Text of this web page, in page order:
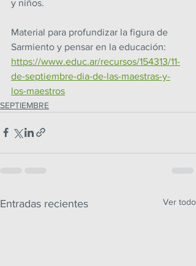
y niños.
Material para profundizar la figura de
Sarmiento y pensar en la educación:
https://www.educ.ar/recursos/154313/11-
de-septiembre-dia-de-las-maestras-y-
los-maestros
SEPTIEMBRE
Entradas recientes Ver todo